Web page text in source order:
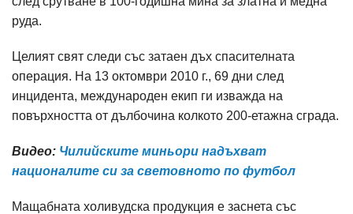
руда.
Целият свят следи със затаен дъх спасителната
операция. На 13 октомври 2010 г., 69 дни след
инцидента, международен екип ги изважда на
повърхността от дълбочина колкото 200-етажна сграда.
Видео: Чилийските миньори надъхват
националите си за световното по футбол
Мащабната холивудска продукция е заснета със